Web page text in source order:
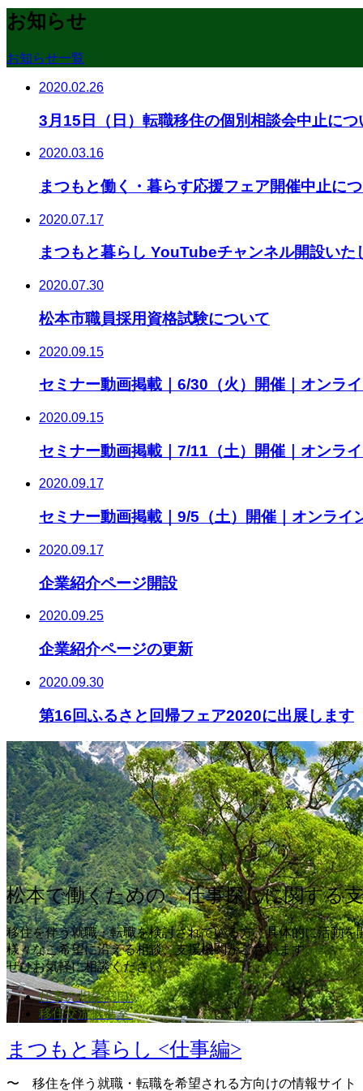
お知らせ
お知らせ一覧
2020.02.26
3月15日（日）転職移住の個別相談会中止につ
2020.03.16
まつもと働く・暮らす応援フェア開催中止に
2020.07.17
まつもと暮らし YouTubeチャンネル開設いた
2020.07.30
松本市職員採用資格試験について
2020.09.15
セミナー動画掲載｜6/30（火）開催｜オンラ
2020.09.15
セミナー動画掲載｜7/11（土）開催｜オンラ
2020.09.17
セミナー動画掲載｜9/5（土）開催｜オンライ
2020.09.17
企業紹介ページ開設
2020.09.25
企業紹介ページの更新
2020.09.30
第16回ふるさと回帰フェア2020に出展します
松本で働くための、仕事探しに関する
移住を伴う就職・転職を検討されている方、具体的に活動を
様々なご希望に沿える相談、支援機関がございます。
ぜひお気軽に相談ください。
仕事の相談窓口
移住交流推進室
まつもと暮らし <仕事編>
〜 移住を伴う就職・転職を希望される方向けの情報サイ